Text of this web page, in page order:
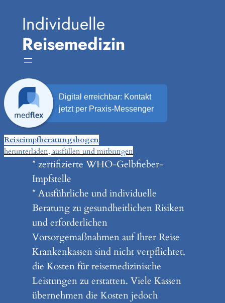
springen
Individuelle
Reisemedizin
Reiseimpfberatungsbogen
herunterladen, ausfüllen und mitbringen
* zertifizierte WHO-Gelbfieber-
Impfstelle
* Ausführliche und individuelle
Beratung zu gesundheitlichen Risiken
und erforderlichen
Vorsorgemaßnahmen auf Ihrer Reise
Krankenkassen sind nicht verpflichtet,
die Kosten für reisemedizinische
Leistungen zu erstatten. Viele Kassen
übernehmen die Kosten jedoch